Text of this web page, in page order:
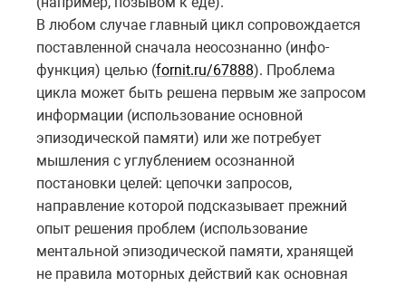
В любом случае главный цикл сопровождается
поставленной сначала неосознанно (инфо-
функция) целью (fornit.ru/67888). Проблема
цикла может быть решена первым же запросом
информации (использование основной
эпизодической памяти) или же потребует
мышления с углублением осознанной
постановки целей: цепочки запросов,
направление которой подсказывает прежний
опыт решения проблем (использование
ментальной эпизодической памяти, хранящей
не правила моторных действий как основная